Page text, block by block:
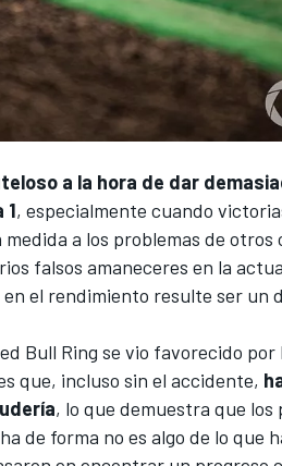
a la hora de dar
1, especialmente cuando
a los problemas de otros
falsos amaneceres en la
el rendimiento resulte ser un
Bull Ring se vio favorecido
que, incluso sin el accidente,
, lo que demuestra que los
de forma no es algo de lo que